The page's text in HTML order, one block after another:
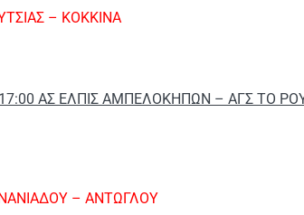
– ΚΟΚΚΙΝΑ
ΑΣ ΕΛΠΙΣ ΑΜΠΕΛΟΚΗΠΩΝ – ΑΓΣ ΤΟ
– ΑΝΤΩΓΛΟΥ